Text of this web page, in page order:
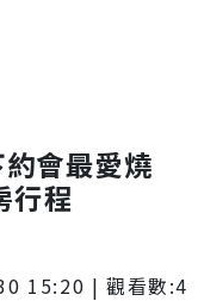
會最愛燒
程
15:20 | 觀看數:4